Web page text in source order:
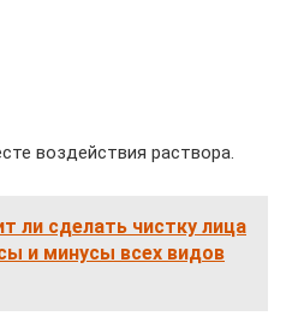
воздействия раствора.
ли сделать чистку лица
и минусы всех видов